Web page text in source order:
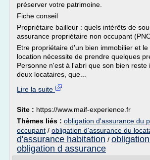
préserver votre patrimoine.
Fiche conseil
Propriétaire bailleur : quels intérêts de
assurance propriétaire non occupant
Etre propriétaire d'un bien immobilier et le
location nécessite de prendre quelques
Personne n'est à l'abri que son bien reste
deux locataires, que...
Lire la suite
Site : https://www.maif-experience.fr
Thèmes liés : obligation d'assurance du
occupant / obligation d'assurance du
d'assurance habitation /
obligation d assurance